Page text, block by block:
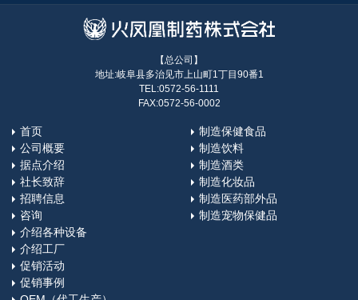
【总公司】
地址:岐阜县多治见市上山町1丁目90番1
TEL:0572-56-1111
FAX:0572-56-0002
首页
公司概要
据点介绍
社长致辞
招聘信息
咨询
制造保健食品
制造饮料
制造酒类
制造化妆品
制造医药部外品
制造宠物保健品
介绍各种设备
介绍工厂
促销活动
促销事例